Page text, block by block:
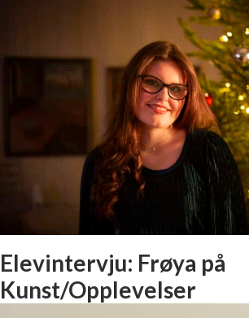
Vidunderlige Venezia
Elevintervju: Frøya på
Kunst/Opplevelser